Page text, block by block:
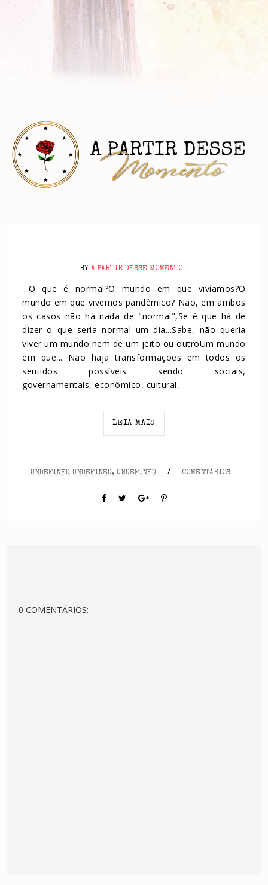
BY A PARTIR DESSE MOMENTO
O que é normal?O mundo em que vivíamos?O
mundo em que vivemos pandêmico? Não, em ambos
os casos não há nada de "normal",Se é que há de
dizer o que seria normal um dia...Sabe, não queria
viver um mundo nem de um jeito ou outroUm mundo
em que... Não haja transformações em todos os
sentidos possíveis sendo sociais,
governamentais, econômico, cultural,
LEIA MAIS
UNDEFINED UNDEFINED, UNDEFINED / COMENTÁRIOS
0 COMENTÁRIOS: